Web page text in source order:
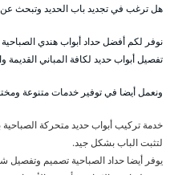
هل ترغب في تجديد باب الحديد وتبحث عن
نوفر لكم أفضل حداد أبواب هندي
تفصيل أبواب حديد لكافة المباني القديمة
ونعمل أيضا في توفير خدمات متنوعة
خدمة تركيب أبواب حديد متحركة
لتثبت الباب بشكل جيد.
يوفر أيضا حداد الصباحية تصميم وتفصيل